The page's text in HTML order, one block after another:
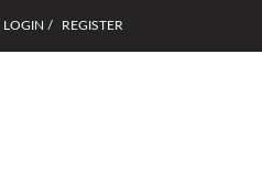
LOGIN / REGISTER